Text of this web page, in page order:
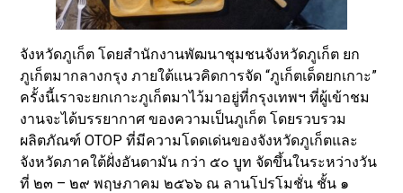
จังหวัดภูเก็ต โดยสำนักงานพัฒนาชุมชนจังหวัดภูเก็ต ยก
ภูเก็ตมากลางกรุง ภายใต้แนวคิดการจัด “ภูเก็ตเด็ดยกเกาะ”
ครั้งนี้เราจะยกเกาะภูเก็ตมาไว้มาอยู่ที่กรุงเทพฯ ที่ผู้เข้าชม
งานจะได้บรรยากาศ ของความเป็นภูเก็ต โดยรวบรวม
ผลิตภัณฑ์ OTOP ที่มีความโดดเด่นของจังหวัดภูเก็ตและ
จังหวัดภาคใต้ฝั่งอันดามัน กว่า ๕๐ บูท จัดขึ้นในระหว่างวัน
ที่ ๒๓ – ๒๙ พฤษภาคม ๒๕๖๖ ณ ลานโปรโมชั่น ชั้น ๑